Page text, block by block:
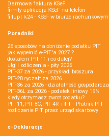
Darmowa faktura KSeF
firmly aplikacja KSeF na telefon
fillup | k24 - KSeF w biurze rachunkowym
Poradniki
26 sposobów na obniżenie podatku PIT
jak wypełnić e-PIT'a 2027 ?
dostałem PIT-11 i co dalej?
ulgi i odliczenia - pity 2026
PIT-37 za 2026 - przykład, broszura
PIT-28 ryczałt za 2026
PIT-36 za 2026 - działalność gospodarcza
PIT-36L za 2026 - podatek liniowy 19%
kiedy otrzymasz zwrot podatku?
PIT-11, PIT-8C, PIT-4R i IFT - Płatnik PIT
rozliczenie PIT przez urząd skarbowy
e-Deklaracje